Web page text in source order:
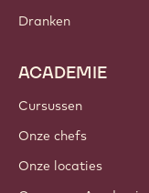
Dranken
ACADEMIE
Cursussen
Onze chefs
Onze locaties